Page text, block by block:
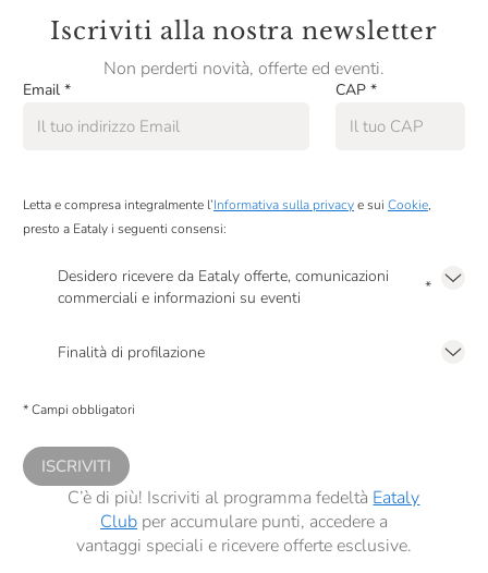
Scyavuru
Smeralda
Soena
Tartuflanghe
Testa Conserve
Vecchio Magazzino Doganale
Villa Massa
Villa Sandi
Villa De Varda
Iscriviti alla nostra newsletter
Non perderti novità, offerte ed eventi.
Email * CAP *
Letta e compresa integralmente l’Informativa sulla privacye sui Cookie,
presto a Eataly i seguenti consensi:
Desidero ricevere da Eataly offerte, comunicazioni
commerciali e informazioni su eventi
*
Finalità di profilazione
comunicazioni commerciali personalizzate, in caso di consenso prestato ai
* Campi obbligatori
ISCRIVITI
C’è di più! Iscriviti al programma fedeltà Eataly
Clubper accumulare punti, accedere a
vantaggi speciali e ricevere offerte esclusive.